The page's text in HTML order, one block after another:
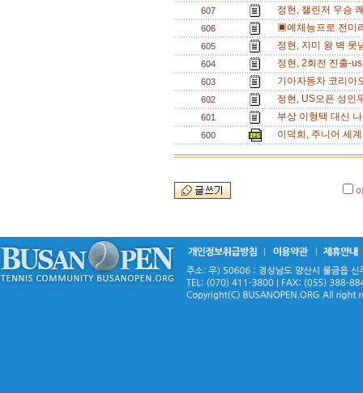
607 정현, 챌린저 우승
606 ▣예체능프로 전미
605 정현, 지미 왕 벽
604 정현, 2회전 진출-
603 기아자동차 코리
602 정현, US오픈 성인
601 부상 이형택 대신
600 이덕희, 주니어 세